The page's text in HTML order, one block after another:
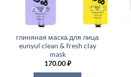
глиняная маска для лица
eunyul clean & fresh clay
mask
170.00₽